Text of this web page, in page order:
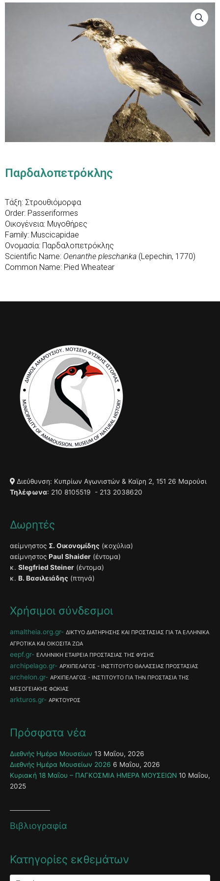
Παρδαλοπετρόκλης
Τάξη: Στρουθιόμορφα
Order: Passeriformes
Οικογένεια: Μυγοθήρες
Family: Muscicapidae
Ονομασία: Παρδαλοπετρόκλης
Scientific Name: Oenanthe pleschanka (Lepechin, 1770)
Common Name: Pied Wheatear
Διεύθυνση: Κυπρίων Αγωνιστών & Καϊρη 2, 151 26 Μαρούσι
Τηλέφωνα: 210 8105519 - 213 2038620
Δωρητές
αείμνηστος Σ. Οικονομίδης (κοχύλια)
αείμνηστος Paul Shaider (έντομα)
κ. Slegfried Steiner (έντομα)
κ. Β. Βασιλειάδης (πτηνά)
Χρήσιμοι σύνδεσμοι
amaltheia.org.gr
ΔΙΚΤΥΟ ΔΙΑΤΗΡΗΣΗΣ ΚΑΙ ΠΡΟΣΤΑΣΙΑΣ ΓΙΑ ΤΑ ΕΛΛΗΝΙΚΑ
ΑΓΡΟΤΙΚΑ ΚΑΙ ΟΙΚΟΣΙΤΑ ΖΩΑ
eepf.gr ΕΛΛΗΝΙΚΗ ΕΤΑΙΡΕΙΑ ΠΡΟΣΤΑΣΙΑΣ ΤΗΣ ΦΥΣΗΣ
archipelago.gr ΑΡΧΙΠΕΛΑΓΟΣ - ΙΝΣΤΙΤΟΥΤΟ ΘΑΛΑΣΣΙΑΣ ΠΡΟΣΤΑΣΙΑΣ
archelon.gr
ΑΡΧΙΠΕΛΑΓΟΣ - ΙΝΣΤΙΤΟΥΤΟ ΓΙΑ ΤΗΝ ΠΡΟΣΤΑΣΙΑ ΤΗΣ
ΜΕΣΟΓΕΙΑΚΗΣ ΦΩΚΙΑΣ
arkturos.gr ΑΡΚΤΟΥΡΟΣ
Πρόσφατα νέα
Διεθνής Ημέρα Μουσείων 13 Μαΐου, 2026
Διεθνής Ημέρα Μουσείων 2026 6 Μαΐου, 2026
Κυριακή 18 Μαΐου – ΠΑΓΚΟΣΜΙΑ ΗΜΕΡΑ ΜΟΥΣΕΙΩΝ 10 Μαΐου,
2025
Βιβλιογραφία
Κατηγορίες εκθεμάτων